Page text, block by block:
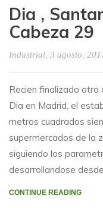
Dia ,
Cabeza 29
Industrial, 3 agosto,
Recien finalizado otro
Dia en Madrid, el
metros cuadrados
supermercados de la
siguiendo los
desarrollandose
CONTINUE READING